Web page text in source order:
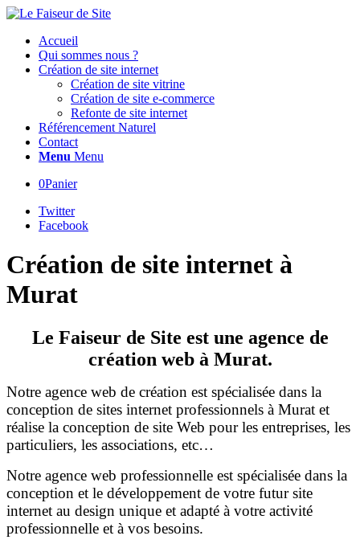
Accueil
Qui sommes nous ?
Création de site internet
Création de site vitrine
Création de site e-commerce
Refonte de site internet
Référencement Naturel
Contact
Menu Menu
0Panier
Twitter
Facebook
Création de site internet à
Murat
Le Faiseur de Site est une agence de
création web à Murat.
Notre agence web de création est spécialisée dans la
conception de sites internet professionnels à Murat et
réalise la conception de site Web pour les entreprises, les
particuliers, les associations, etc…
Notre agence web professionnelle est spécialisée dans la
conception et le développement de votre futur site
internet au design unique et adapté à votre activité
professionnelle et à vos besoins.